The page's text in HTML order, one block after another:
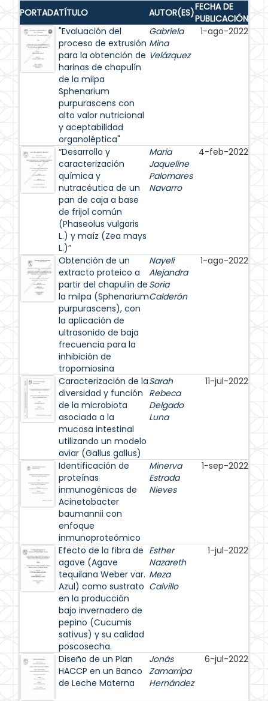
PORTADATÍTULO AUTOR(ES)FECHA DE
PUBLICACIÓN
"Evaluación del
proceso de extrusión
para la obtención de
harinas de chapulín
de la milpa
Sphenarium
purpurascens con
alto valor nutricional
y aceptabilidad
organoléptica"
Gabriela
Mina
Velázquez
1-ago-2022
“Desarrollo y
caracterización
química y
nutracéutica de un
pan de caja a base
de frijol común
(Phaseolus vulgaris
L.) y maíz (Zea mays
L.)”
Maria
Jaqueline
Palomares
Navarro
4-feb-2022
Obtención de un
extracto proteico a
partir del chapulín de
la milpa (Sphenarium
purpurascens), con
la aplicación de
ultrasonido de baja
frecuencia para la
inhibición de
tropomiosina
Nayeli
Alejandra
Soria
Calderón
1-ago-2022
Caracterización de la
diversidad y función
de la microbiota
asociada a la
mucosa intestinal
utilizando un modelo
aviar (Gallus gallus)
Sarah
Rebeca
Delgado
Luna
11-jul-2022
Identificación de
proteínas
inmunogénicas de
Acinetobacter
baumannii con
enfoque
inmunoproteómico
Minerva
Estrada
Nieves
1-sep-2022
Efecto de la fibra de
agave (Agave
tequilana Weber var.
Azul) como sustrato
en la producción
bajo invernadero de
pepino (Cucumis
sativus) y su calidad
poscosecha.
Esther
Nazareth
Meza
Calvillo
1-jul-2022
Diseño de un Plan
HACCP en un Banco
de Leche Materna
Jonás
Zamarripa
Hernández
6-jul-2022